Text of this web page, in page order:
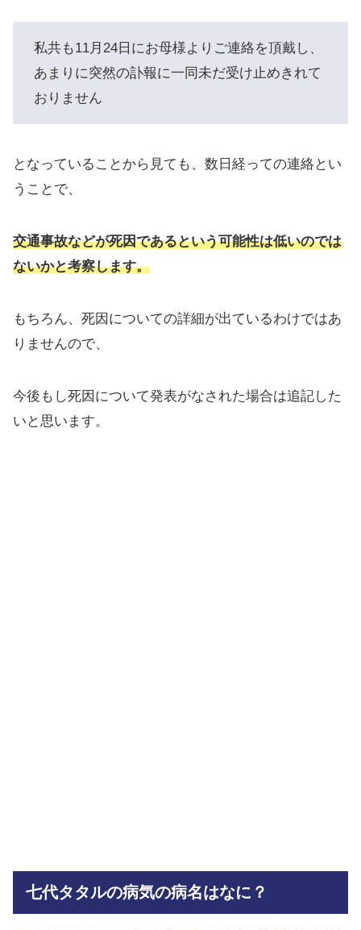
私共も11月24日にお母様よりご連絡を頂戴し、
あまりに突然の訃報に一同未だ受け止めきれて
おりません
となっていることから見ても、数日経っての連絡とい
うことで、
交通事故などが死因であるという可能性は低いのでは
ないかと考察します。
もちろん、死因についての詳細が出ているわけではあ
りませんので、
今後もし死因について発表がなされた場合は追記した
いと思います。
七代タタルの病気の病名はなに？